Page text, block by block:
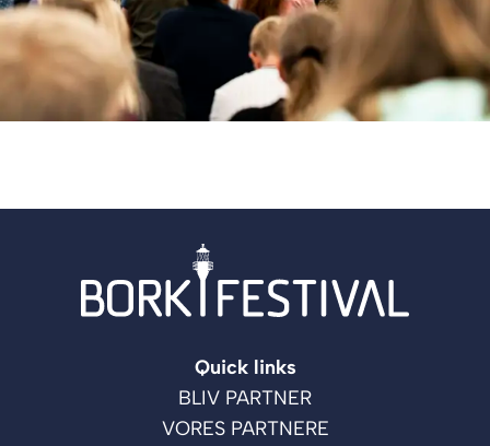
Quick links
BLIV PARTNER
VORES PARTNERE